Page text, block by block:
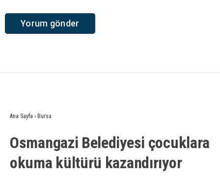
Ana Sayfa › Bursa
Osmangazi Belediyesi çocuklara
okuma kültürü kazandırıyor